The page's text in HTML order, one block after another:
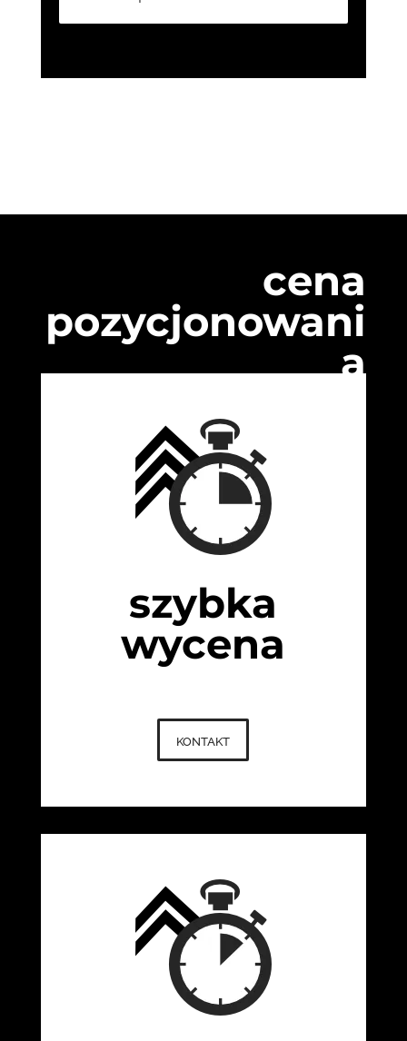
cena
pozycjonowani
a
szybka
wycena
kontakt